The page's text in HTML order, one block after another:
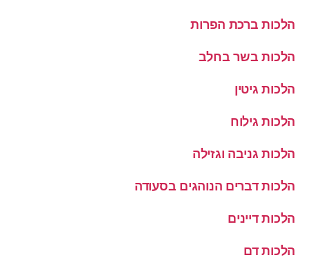
הלכות ברכת הפרות
הלכות בשר בחלב
הלכות גיטין
הלכות גילוח
הלכות גניבה וגזילה
הלכות דברים הנוהגים בסעודה
הלכות דיינים
הלכות דם